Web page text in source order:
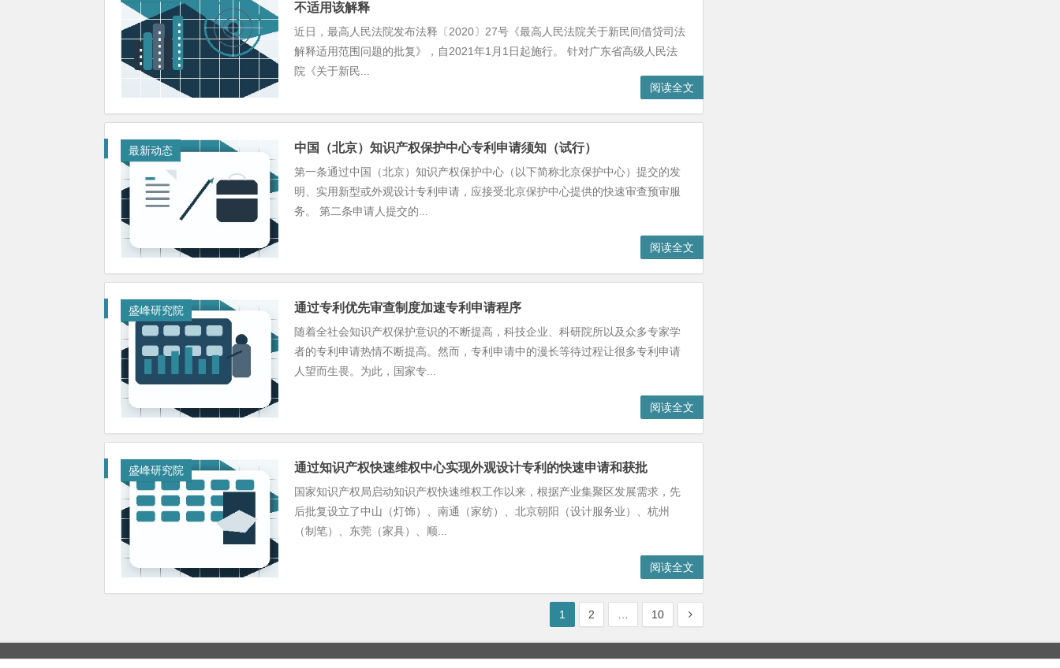
不适用该解释
近日，最高人民法院发布法释〔2020〕27号《最高人民法院关于新民间借贷司法
解释适用范围问题的批复》，自2021年1月1日起施行。 针对广东省高级人民法
院《关于新民...
阅读全文
最新动态 中国（北京）知识产权保护中心专利申请须知（试行）
第一条通过中国（北京）知识产权保护中心（以下简称北京保护中心）提交的发
明、实用新型或外观设计专利申请，应接受北京保护中心提供的快速审查预审服
务。 第二条申请人提交的...
阅读全文
盛峰研究院 通过专利优先审查制度加速专利申请程序
随着全社会知识产权保护意识的不断提高，科技企业、科研院所以及众多专家学
者的专利申请热情不断提高。然而，专利申请中的漫长等待过程让很多专利申请
人望而生畏。为此，国家专...
阅读全文
盛峰研究院 通过知识产权快速维权中心实现外观设计专利的快速申请和获批
国家知识产权局启动知识产权快速维权工作以来，根据产业集聚区发展需求，先
后批复设立了中山（灯饰）、南通（家纺）、北京朝阳（设计服务业）、杭州
（制笔）、东莞（家具）、顺...
阅读全文
1 2 10